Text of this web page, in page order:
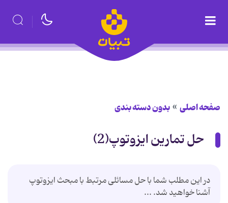
صفحه اصلی بدون دسته بندی
حل تمارین ایزوتوپ(2)
در این مطلب شما با حل مسائلی مرتبط با مبحث ایزوتوپ
آشنا خواهید شد. ...